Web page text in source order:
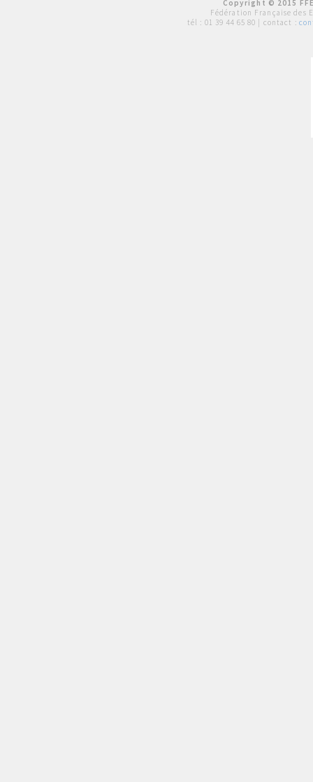
Copyright © 2015
Fédération Française des
tél : 01 39 44 65 80 | contact :